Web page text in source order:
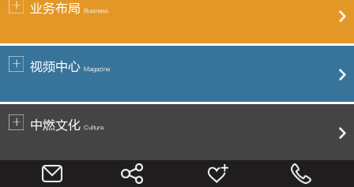
业务布局 Business
视频中心 Magazine
中燃文化 Culture